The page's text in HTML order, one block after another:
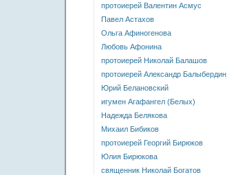
протоиерей Валентин Асмус
Павел Астахов
Ольга Афиногенова
Любовь Афонина
протоиерей Николай Балашов
протоиерей Александр Балыбердин
Юрий Белановский
игумен Агафангел (Белых)
Надежда Белякова
Михаил Бибиков
протоиерей Георгий Бирюков
Юлия Бирюкова
священник Николай Богатов